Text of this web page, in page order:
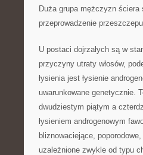
Duża grupa mężczyzn ściera
przeprowadzenie przeszczepu
U postaci dojrzałych są w
przyczyny utraty włosów,
łysienia jest łysienie
uwarunkowane genetycznie.
dwudziestym piątym a
łysieniem androgenowym
bliznowaciejące,
uzależnione zwykle od typu